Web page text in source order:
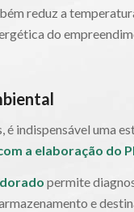
reduz a
do
é indispensável uma
a elaboração do
permite
e